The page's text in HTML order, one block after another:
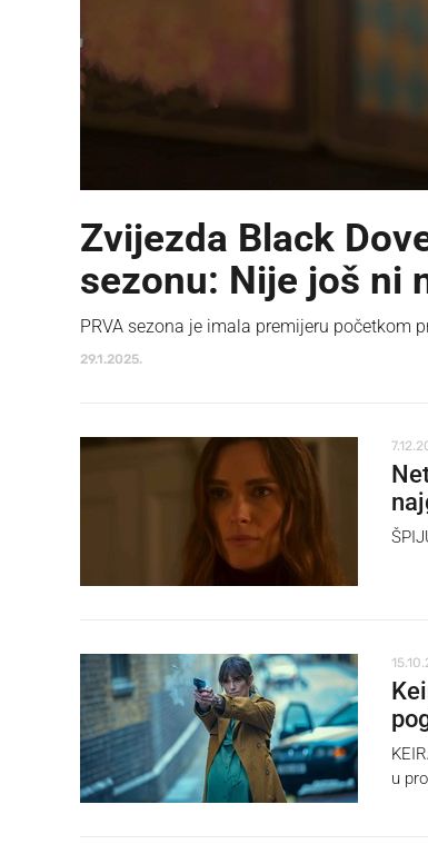
Zvijezda Black
sezonu: Nije još ni
PRVA sezona je imala premijeru početkom
29.1.2025.
u